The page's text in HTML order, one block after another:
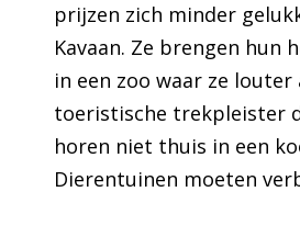
prijzen zich minder
Kavaan. Ze brengen hun
in een zoo waar ze louter
toeristische trekpleister
horen niet thuis in een
Dierentuinen moeten